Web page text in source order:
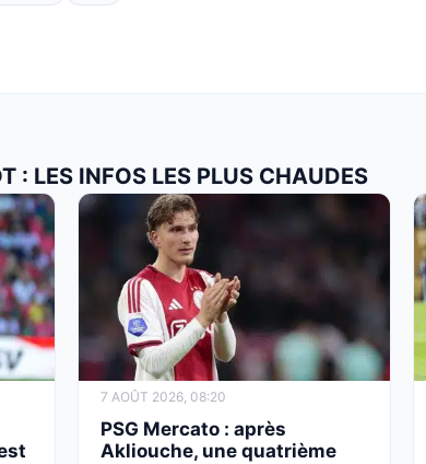
: LES INFOS LES PLUS CHAUDES
7 AOÛT 2026, 08:20
PSG Mercato : après
Akliouche, une quatrième